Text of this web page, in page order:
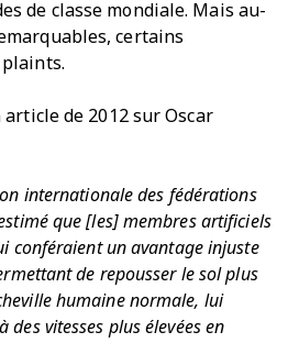
de classe mondiale. Mais au-
certains
de 2012 sur Oscar
internationale des fédérations
que [les] membres artificiels
conféraient un avantage injuste
de repousser le sol plus
humaine normale, lui
vitesses plus élevées en